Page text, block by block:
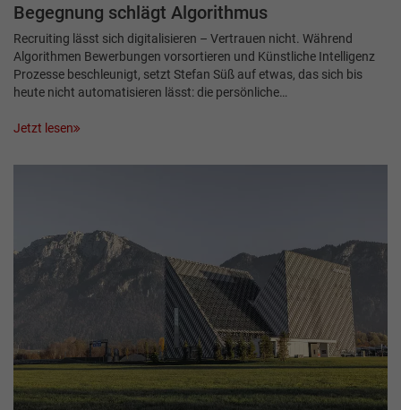
Begegnung schlägt Algorithmus
Recruiting lässt sich digitalisieren – Vertrauen nicht. Während
Algorithmen Bewerbungen vorsortieren und Künstliche Intelligenz
Prozesse beschleunigt, setzt Stefan Süß auf etwas, das sich bis
heute nicht automatisieren lässt: die persönliche…
Jetzt lesen